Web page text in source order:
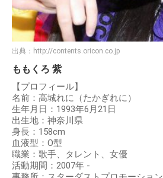
出典： http://contents.oricon.co.jp
ももくろ 紫
【プロフィール】
名前：高城れに（たかぎれに）
生年月日：1993年6月21日
出生地：神奈川県
身長：158cm
血液型：O型
職業：歌手、タレント、女優
活動期間：2007年 -